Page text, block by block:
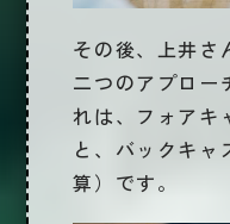
その後、上井さ
二つのアプロー
れは、フォアキ
と、バックキャ
算）です。